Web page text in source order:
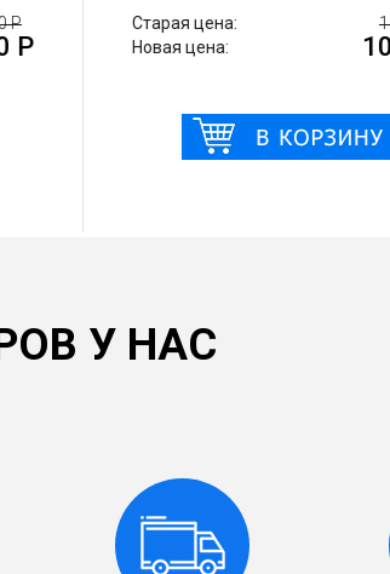
2900 Р
Старая цена:
Новая цена:
У НАС